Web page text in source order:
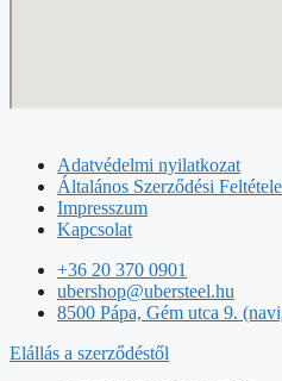
Adatvédelmi nyilatkozat
Általános Szerződési
Impresszum
Kapcsolat
+36 20 370 0901
ubershop@ubersteel.hu
8500 Pápa, Gém utca 9.
Elállás a szerződéstől